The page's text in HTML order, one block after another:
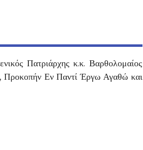
Πατριάρχης κ.κ. Βαρθολομαίος
Προκοπήν Εν Παντί Έργω Αγαθώ και